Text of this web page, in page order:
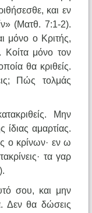
και εν
(Ματθ. 7:1-2).
μόνο ο Κριτής,
Κοίτα μόνο τον
θα κριθείς.
Πώς τολμάς
Μην
ίδιας αμαρτίας.
ο κρίνων· εν ω
τα γαρ
σου, και μην
Δεν θα δώσεις